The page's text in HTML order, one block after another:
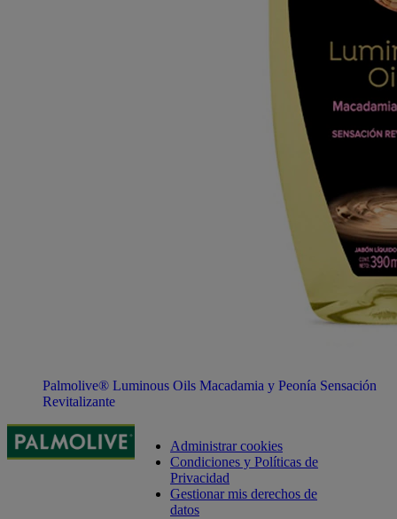
Palmolive® Luminous Oils Macadamia y Peonía Sensación
Revitalizante
Administrar cookies
Condiciones y Políticas de
Privacidad
Gestionar mis derechos de
datos